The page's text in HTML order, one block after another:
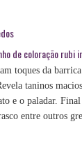
de coloração rubi
toques da
taninos
e o paladar.
entre outros